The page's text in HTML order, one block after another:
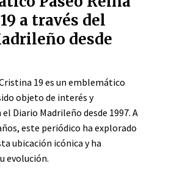
a través del
desde
19 es un emblemático
objeto de interés y
Diario Madrileño desde 1997. A
este periódico ha explorado
ubicación icónica y ha
evolución.